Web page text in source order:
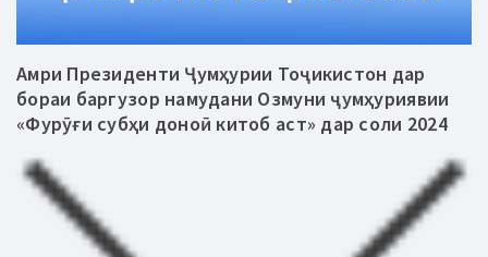
Амри Президенти Ҷумҳурии Тоҷикистон дар
бораи баргузор намудани Озмуни ҷумҳуриявии
«Фурӯғи субҳи доноӣ китоб аст» дар соли 2024